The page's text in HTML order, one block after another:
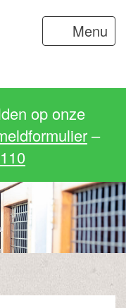
Menu
op onze
–